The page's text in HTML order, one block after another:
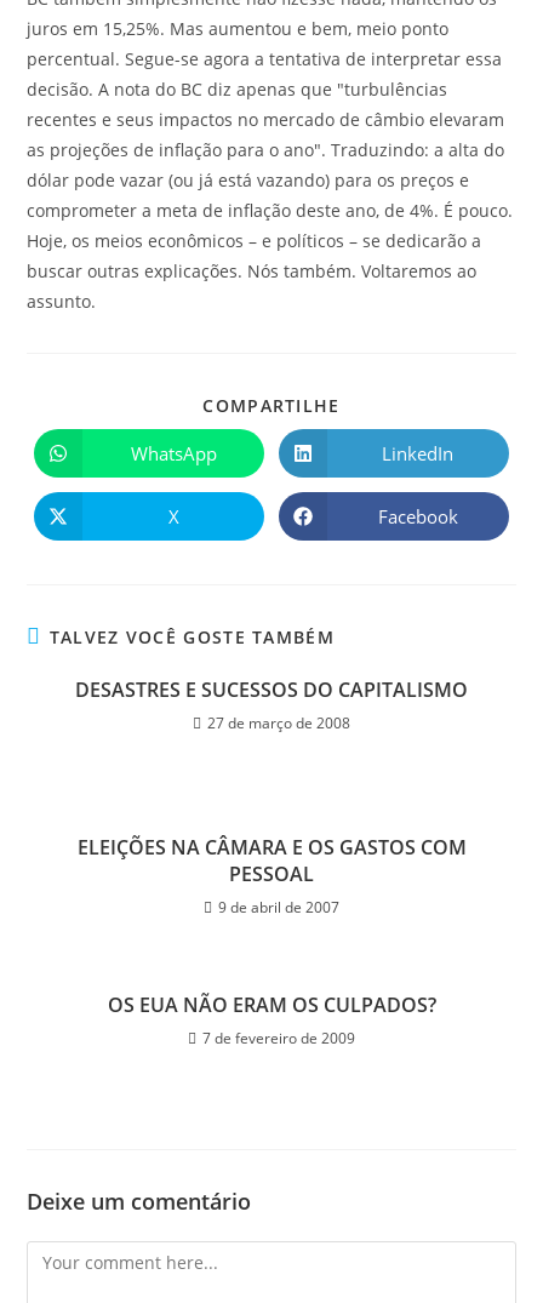
juros em 15,25%. Mas aumentou e bem, meio ponto
percentual. Segue-se agora a tentativa de interpretar essa
decisão. A nota do BC diz apenas que "turbulências
recentes e seus impactos no mercado de câmbio elevaram
as projeções de inflação para o ano". Traduzindo: a alta do
dólar pode vazar (ou já está vazando) para os preços e
comprometer a meta de inflação deste ano, de 4%. É pouco.
Hoje, os meios econômicos – e políticos – se dedicarão a
buscar outras explicações. Nós também. Voltaremos ao
assunto.
COMPARTILHE
WhatsApp LinkedIn
X Facebook
TALVEZ VOCÊ GOSTE TAMBÉM
DESASTRES E SUCESSOS DO CAPITALISMO
27 de março de 2008
ELEIÇÕES NA CÂMARA E OS GASTOS COM
PESSOAL
9 de abril de 2007
OS EUA NÃO ERAM OS CULPADOS?
7 de fevereiro de 2009
Deixe um comentário